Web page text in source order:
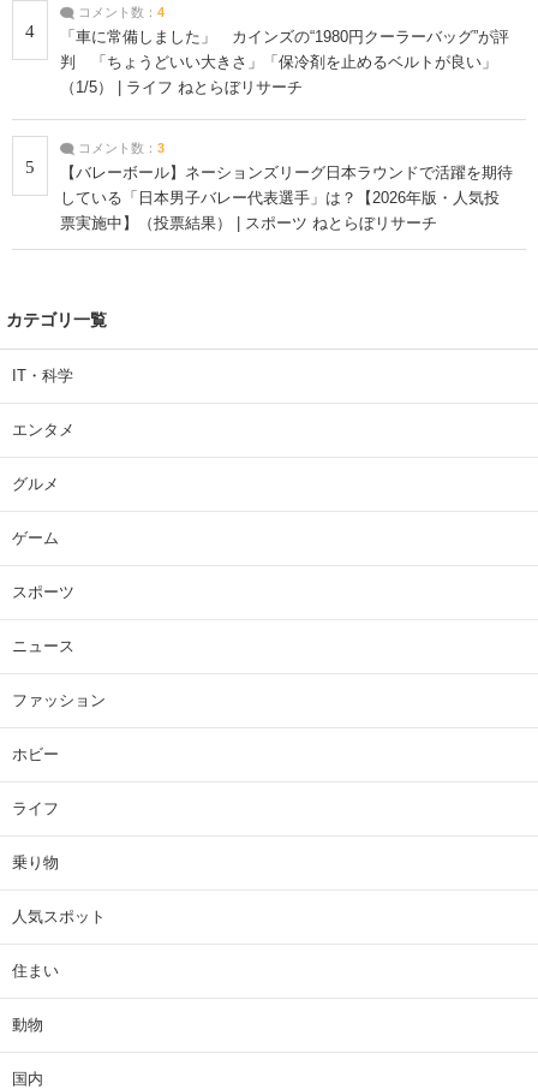
4
コメント数： 4
「車に常備しました」 カインズの“1980円クーラーバッグ”が評
判 「ちょうどいい大きさ」「保冷剤を止めるベルトが良い」
（1/5） | ライフ ねとらぼリサーチ
5
コメント数： 3
【バレーボール】ネーションズリーグ日本ラウンドで活躍を期待
している「日本男子バレー代表選手」は？【2026年版・人気投
票実施中】（投票結果） | スポーツ ねとらぼリサーチ
カテゴリ一覧
IT・科学
エンタメ
グルメ
ゲーム
スポーツ
ニュース
ファッション
ホビー
ライフ
乗り物
人気スポット
住まい
動物
国内